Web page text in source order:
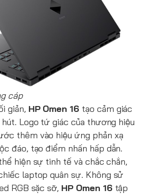
cáp
giản, HP Omen 16 tạo cảm giác
Logo tứ giác của thương hiệu
thêm vào hiệu ứng phản xạ
đáo, tạo điểm nhấn hấp dẫn.
hiện sự tinh tế và chắc chắn,
laptop quân sự. Không sử
RGB sặc sỡ, HP Omen 16 tập